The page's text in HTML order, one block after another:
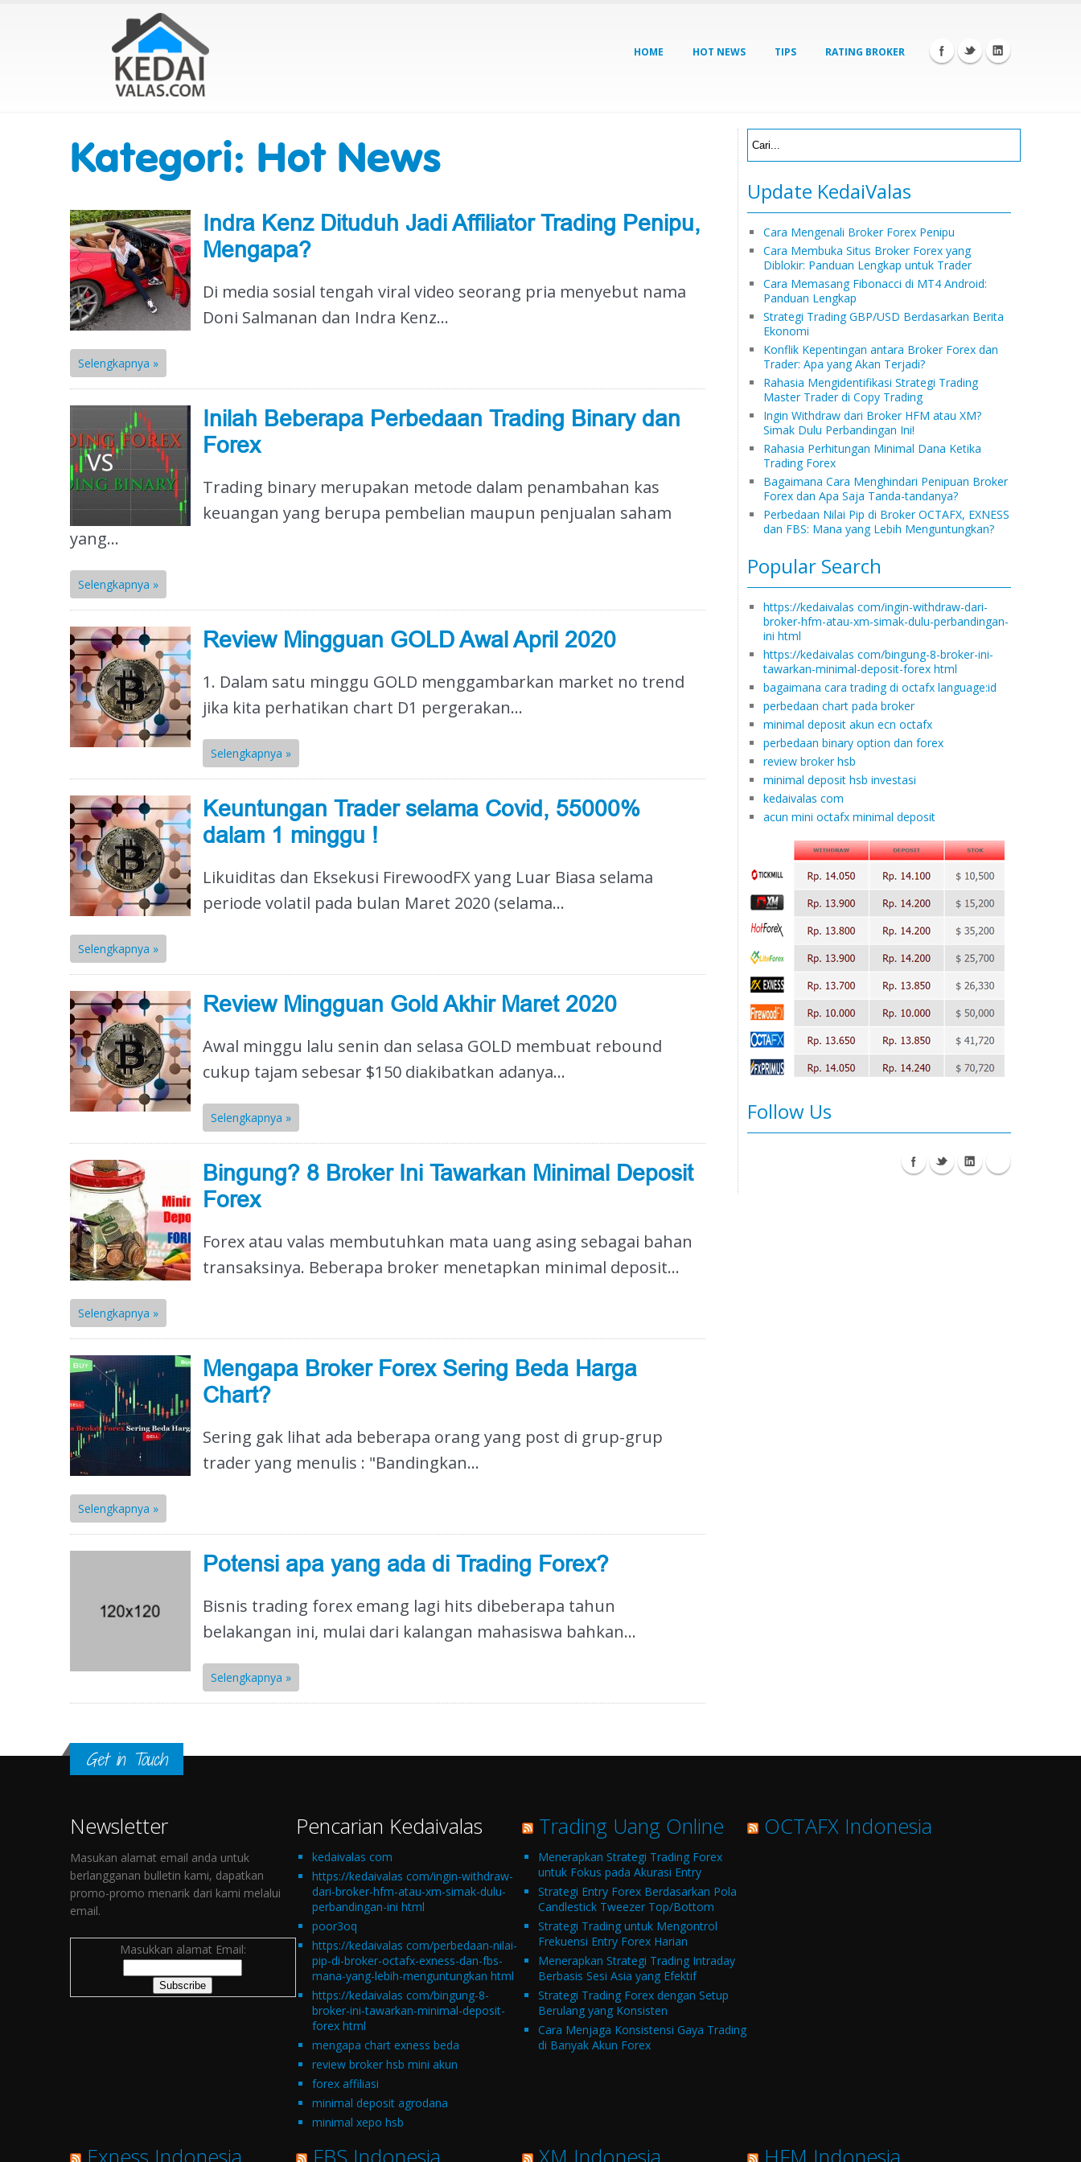
HOME HOT NEWS TIPS RATING BROKER
Kategori: Hot News
Indra Kenz Dituduh Jadi Affiliator Trading Penipu,
Mengapa?
Di media sosial tengah viral video seorang pria menyebut nama
Doni Salmanan dan Indra Kenz...
Selengkapnya »
Inilah Beberapa Perbedaan Trading Binary dan
Forex
Trading binary merupakan metode dalam penambahan kas
keuangan yang berupa pembelian maupun penjualan saham
yang...
Selengkapnya »
Review Mingguan GOLD Awal April 2020
1. Dalam satu minggu GOLD menggambarkan market no trend
jika kita perhatikan chart D1 pergerakan...
Selengkapnya »
Keuntungan Trader selama Covid, 55000%
dalam 1 minggu !
Likuiditas dan Eksekusi FirewoodFX yang Luar Biasa selama
periode volatil pada bulan Maret 2020 (selama...
Selengkapnya »
Review Mingguan Gold Akhir Maret 2020
Awal minggu lalu senin dan selasa GOLD membuat rebound
cukup tajam sebesar $150 diakibatkan adanya...
Selengkapnya »
Bingung? 8 Broker Ini Tawarkan Minimal Deposit
Forex
Forex atau valas membutuhkan mata uang asing sebagai bahan
transaksinya. Beberapa broker menetapkan minimal deposit...
Selengkapnya »
Mengapa Broker Forex Sering Beda Harga
Chart?
Sering gak lihat ada beberapa orang yang post di grup-grup
trader yang menulis : "Bandingkan...
Selengkapnya »
Potensi apa yang ada di Trading Forex?
Bisnis trading forex emang lagi hits dibeberapa tahun
belakangan ini, mulai dari kalangan mahasiswa bahkan...
Selengkapnya »
Update KedaiValas
Cara Mengenali Broker Forex Penipu
Cara Membuka Situs Broker Forex yang
Diblokir: Panduan Lengkap untuk Trader
Cara Memasang Fibonacci di MT4 Android:
Panduan Lengkap
Strategi Trading GBP/USD Berdasarkan Berita
Ekonomi
Konflik Kepentingan antara Broker Forex dan
Trader: Apa yang Akan Terjadi?
Rahasia Mengidentifikasi Strategi Trading
Master Trader di Copy Trading
Ingin Withdraw dari Broker HFM atau XM?
Simak Dulu Perbandingan Ini!
Rahasia Perhitungan Minimal Dana Ketika
Trading Forex
Bagaimana Cara Menghindari Penipuan Broker
Forex dan Apa Saja Tanda-tandanya?
Perbedaan Nilai Pip di Broker OCTAFX, EXNESS
dan FBS: Mana yang Lebih Menguntungkan?
Popular Search
https://kedaivalas com/ingin-withdraw-dari-
broker-hfm-atau-xm-simak-dulu-perbandingan-
ini html
https://kedaivalas com/bingung-8-broker-ini-
tawarkan-minimal-deposit-forex html
bagaimana cara trading di octafx language:id
perbedaan chart pada broker
minimal deposit akun ecn octafx
perbedaan binary option dan forex
review broker hsb
minimal deposit hsb investasi
kedaivalas com
acun mini octafx minimal deposit
Follow Us
Get in Touch
Newsletter
Masukan alamat email anda untuk
berlangganan bulletin kami, dapatkan
promo-promo menarik dari kami melalui
email.
Masukkan alamat Email:
Pencarian Kedaivalas
kedaivalas com
https://kedaivalas com/ingin-withdraw-
dari-broker-hfm-atau-xm-simak-dulu-
perbandingan-ini html
poor3oq
https://kedaivalas com/perbedaan-nilai-
pip-di-broker-octafx-exness-dan-fbs-
mana-yang-lebih-menguntungkan html
https://kedaivalas com/bingung-8-
broker-ini-tawarkan-minimal-deposit-
forex html
mengapa chart exness beda
review broker hsb mini akun
forex affiliasi
minimal deposit agrodana
minimal xepo hsb
Trading Uang Online
Menerapkan Strategi Trading Forex
untuk Fokus pada Akurasi Entry
Strategi Entry Forex Berdasarkan Pola
Candlestick Tweezer Top/Bottom
Strategi Trading untuk Mengontrol
Frekuensi Entry Forex Harian
Menerapkan Strategi Trading Intraday
Berbasis Sesi Asia yang Efektif
Strategi Trading Forex dengan Setup
Berulang yang Konsisten
Cara Menjaga Konsistensi Gaya Trading
di Banyak Akun Forex
OCTAFX Indonesia
Exness Indonesia FBS Indonesia XM Indonesia HFM Indonesia